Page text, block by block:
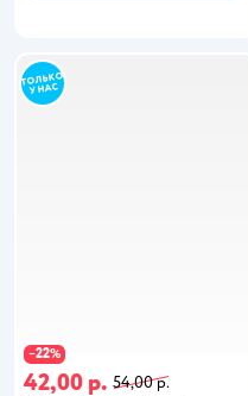
−22%
42,00 р. 54,00 р.